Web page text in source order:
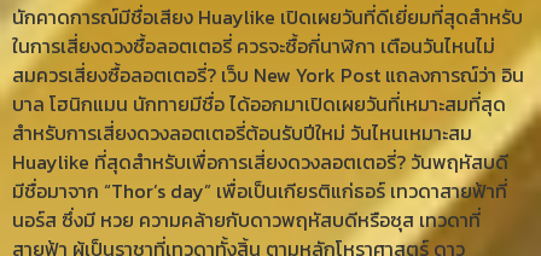
นักคาดการณ์มีชื่อเสียง Huaylike เปิดเผยวันที่ดีเยี่ยมที่สุดสำหรับ
ในการเสี่ยงดวงซื้อลอตเตอรี่ ควรจะซื้อกี่นาฬิกา เตือนวันไหนไม่
สมควรเสี่ยงซื้อลอตเตอรี่? เว็บ New York Post แถลงการณ์ว่า อิน
บาล โฮนิกแมน นักทายมีชื่อ ได้ออกมาเปิดเผยวันที่เหมาะสมที่สุด
สำหรับการเสี่ยงดวงลอตเตอรี่ต้อนรับปีใหม่ วันไหนเหมาะสม
Huaylike ที่สุดสำหรับเพื่อการเสี่ยงดวงลอตเตอรี่? วันพฤหัสบดี
มีชื่อมาจาก “Thor’s day” เพื่อเป็นเกียรติแก่ธอร์ เทวดาสายฟ้าที่
นอร์ส ซึ่งมี หวย ความคล้ายกับดาวพฤหัสบดีหรือซุส เทวดาที่
สายฟ้า ผู้เป็นราชาที่เทวดาทั้งสิ้น ตามหลักโหราศาสตร์ ดาว